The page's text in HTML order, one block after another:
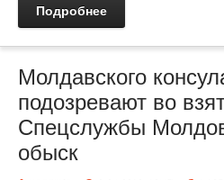
Подробнее
Молдавского
подозревают во
Спецслужбы
обыск